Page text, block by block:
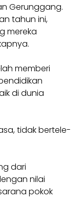
Gerunggang.
tahun ini,
mereka
memberi
di dunia
tidak bertele-
dari
nilai
pokok